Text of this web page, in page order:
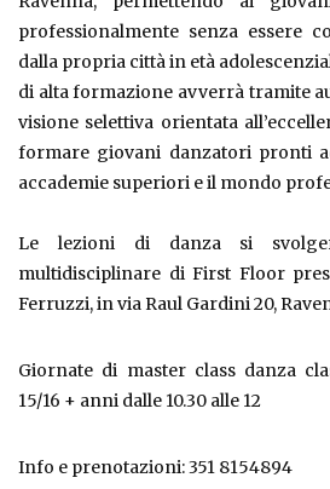
professionalmente senza essere
dalla propria città in età
di alta formazione avverrà tramite
visione selettiva orientata
formare giovani danzatori pronti
accademie superiori e il mondo
Le lezioni di danza si
multidisciplinare di First Floor
Ferruzzi, in via Raul Gardini 20,
Giornate di master class danza
15/16 + anni dalle 10.30 alle 12
Info e prenotazioni: 351 8154894